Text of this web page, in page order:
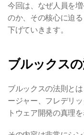
今回は、なぜ人員を
のか、その核心に迫る
下げていきます。
ブルックス
ブルックスの法則と
ージャー、フレデリ
トウェア開発の真理を